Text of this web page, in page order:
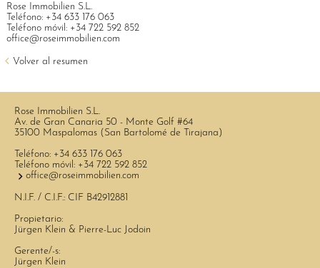
Rose Immobilien S.L.
Teléfono: +34 633 176 063
Teléfono móvil: +34 722 592 852
office@roseimmobilien.com
Volver al resumen
Rose Immobilien S.L.
Av. de Gran Canaria 50 - Monte Golf #64
35100 Maspalomas (San Bartolomé de Tirajana)
Teléfono: +34 633 176 063
Teléfono móvil: +34 722 592 852
office@roseimmobilien.com
N.I.F. / C.I.F.: CIF B42912881
Propietario:
Jürgen Klein & Pierre-Luc Jodoin
Gerente/-s:
Jürgen Klein